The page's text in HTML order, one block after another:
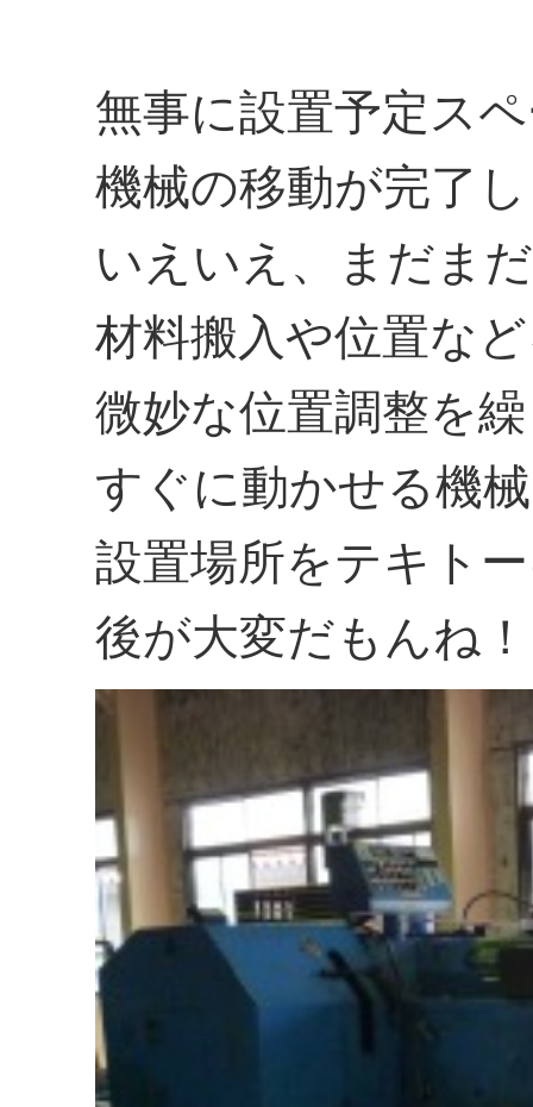
無事に設置予定ス
機械の移動が完了
いえいえ、まだま
材料搬入や位置な
微妙な位置調整を
すぐに動かせる機
設置場所をテキト
後が大変だもんね